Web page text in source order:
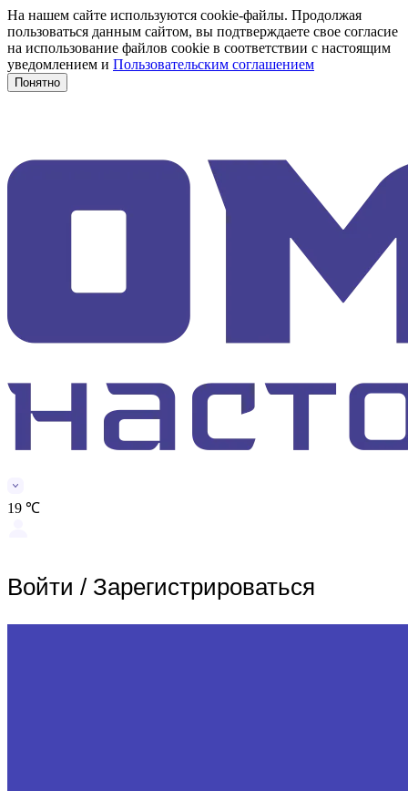
На нашем сайте используются cookie-файлы. Продолжая
пользоваться данным сайтом, вы подтверждаете свое согласие
на использование файлов cookie в соответствии с настоящим
уведомлением и Пользовательским соглашением
Понятно
19 ℃
Войти / Зарегистрироваться